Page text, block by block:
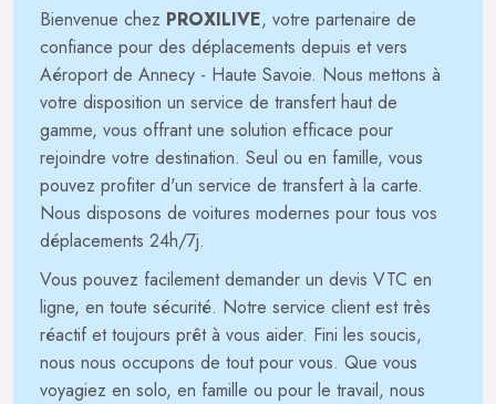
Bienvenue chez PROXILIVE, votre partenaire de
confiance pour des déplacements depuis et vers
Aéroport de Annecy - Haute Savoie. Nous mettons à
votre disposition un service de transfert haut de
gamme, vous offrant une solution efficace pour
rejoindre votre destination. Seul ou en famille, vous
pouvez profiter d'un service de transfert à la carte.
Nous disposons de voitures modernes pour tous vos
déplacements 24h/7j.
Vous pouvez facilement demander un devis VTC en
ligne, en toute sécurité. Notre service client est très
réactif et toujours prêt à vous aider. Fini les soucis,
nous nous occupons de tout pour vous. Que vous
voyagiez en solo, en famille ou pour le travail, nous